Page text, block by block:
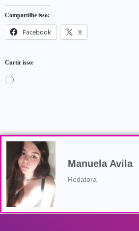
Compartilhe isso:
Facebook X
Curtir isso:
Manuela Avila
Redatora